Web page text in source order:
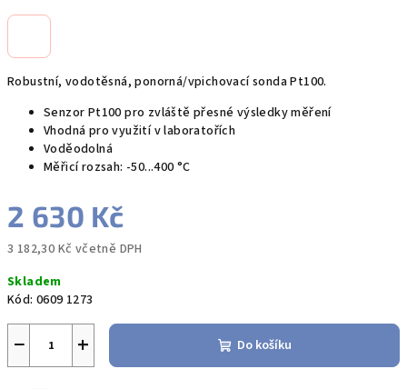
Robustní, vodotěsná, ponorná/vpichovací sonda Pt100.
Senzor Pt100 pro zvláště přesné výsledky měření
Vhodná pro využití v laboratořích
Voděodolná
Měřicí rozsah: -50...400 °C
2 630 Kč
3 182,30 Kč včetně DPH
cena:
Skladem
Kód: 0609 1273
+
− Do košíku